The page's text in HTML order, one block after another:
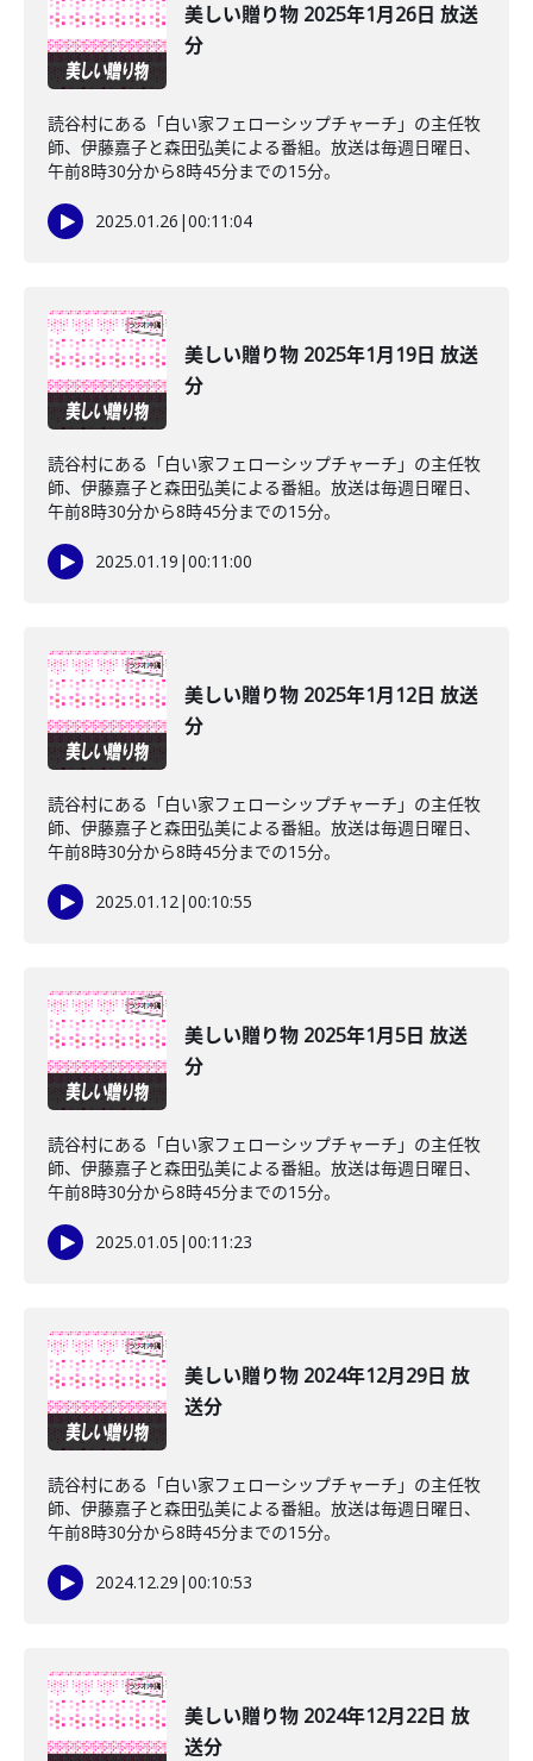
美しい贈り物 2025年1月26日 放送
分
読谷村にある「白い家フェローシップチャーチ」の主任牧
師、伊藤嘉子と森田弘美による番組。放送は毎週日曜日、
午前8時30分から8時45分までの15分。
2025.01.26 |00:11:04
美しい贈り物 2025年1月19日 放送
分
読谷村にある「白い家フェローシップチャーチ」の主任牧
師、伊藤嘉子と森田弘美による番組。放送は毎週日曜日、
午前8時30分から8時45分までの15分。
2025.01.19 |00:11:00
美しい贈り物 2025年1月12日 放送
分
読谷村にある「白い家フェローシップチャーチ」の主任牧
師、伊藤嘉子と森田弘美による番組。放送は毎週日曜日、
午前8時30分から8時45分までの15分。
2025.01.12|00:10:55
美しい贈り物 2025年1月5日 放送
分
読谷村にある「白い家フェローシップチャーチ」の主任牧
師、伊藤嘉子と森田弘美による番組。放送は毎週日曜日、
午前8時30分から8時45分までの15分。
2025.01.05 |00:11:23
美しい贈り物 2024年12月29日 放
送分
読谷村にある「白い家フェローシップチャーチ」の主任牧
師、伊藤嘉子と森田弘美による番組。放送は毎週日曜日、
午前8時30分から8時45分までの15分。
2024.12.29 |00:10:53
美しい贈り物 2024年12月22日 放
送分